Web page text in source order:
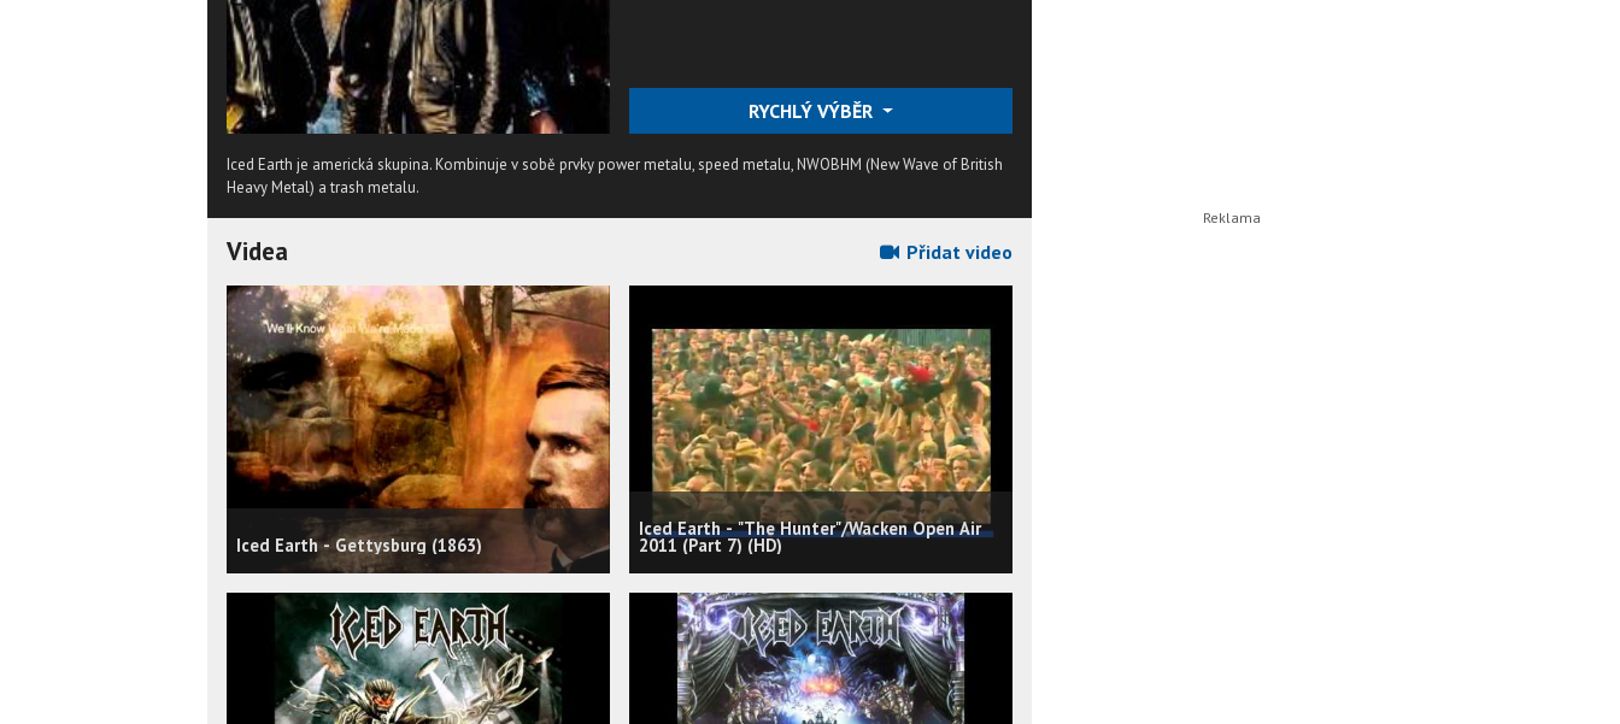
RYCHLÝ VÝBĚR
Iced Earth je americká skupina. Kombinuje v sobě prvky power metalu, speed metalu, NWOBHM (New Wave of British
Heavy Metal) a trash metalu.
Videa Přidat video
Iced Earth - Gettysburg (1863)
Iced Earth - "The Hunter"/Wacken Open Air
2011 (Part 7) (HD)